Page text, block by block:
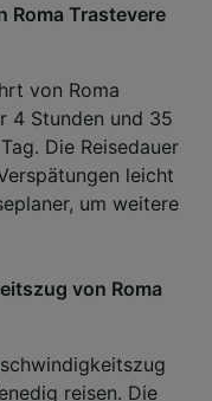
Roma Trastevere
von Roma
4 Stunden und 35
Die Reisedauer
leicht
um weitere
von Roma
reisen. Die